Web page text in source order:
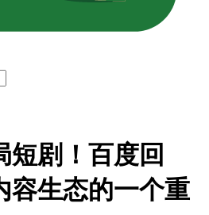
短剧！百度回
容生态的一个重